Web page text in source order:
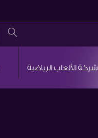
شركة الألعاب الرياضية